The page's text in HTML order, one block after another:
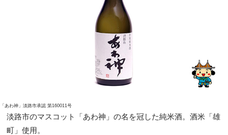
「あわ神」淡路市承認 第160011号
淡路市のマスコット「あわ神」の名を冠した純米酒。酒米「雄
町」使用。